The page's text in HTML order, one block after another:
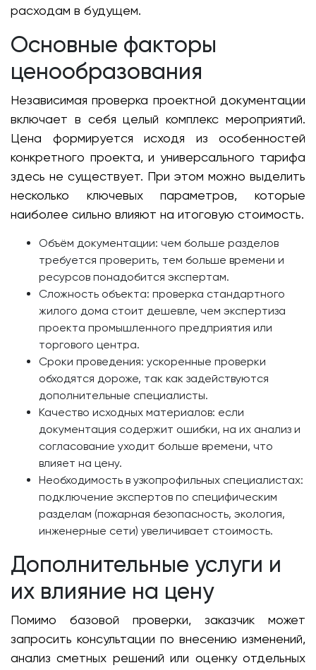
расходам в будущем.
Основные факторы
ценообразования
Независимая проверка проектной документации
включает в себя целый комплекс мероприятий.
Цена формируется исходя из особенностей
конкретного проекта, и универсального тарифа
здесь не существует. При этом можно выделить
несколько ключевых параметров, которые
наиболее сильно влияют на итоговую стоимость.
Объём документации: чем больше разделов
требуется проверить, тем больше времени и
ресурсов понадобится экспертам.
Сложность объекта: проверка стандартного
жилого дома стоит дешевле, чем экспертиза
проекта промышленного предприятия или
торгового центра.
Сроки проведения: ускоренные проверки
обходятся дороже, так как задействуются
дополнительные специалисты.
Качество исходных материалов: если
документация содержит ошибки, на их анализ и
согласование уходит больше времени, что
влияет на цену.
Необходимость в узкопрофильных специалистах:
подключение экспертов по специфическим
разделам (пожарная безопасность, экология,
инженерные сети) увеличивает стоимость.
Дополнительные услуги и
их влияние на цену
Помимо базовой проверки, заказчик может
запросить консультации по внесению изменений,
анализ сметных решений или оценку отдельных